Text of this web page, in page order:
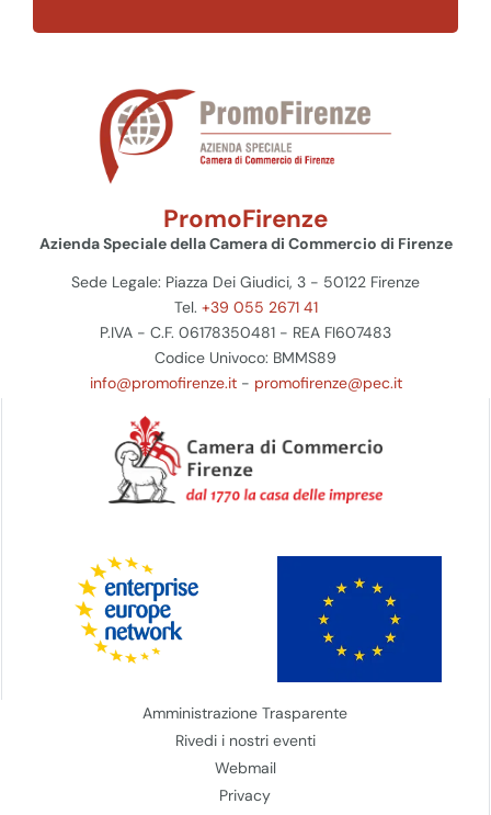
PromoFirenze
Azienda Speciale della Camera di Commercio di Firenze
Sede Legale: Piazza Dei Giudici, 3 - 50122 Firenze
Tel. +39 055 2671 41
P.IVA - C.F. 06178350481 - REA FI607483
Codice Univoco: BMMS89
info@promofirenze.it- promofirenze@pec.it
Amministrazione Trasparente
Rivedi i nostri eventi
Webmail
Privacy